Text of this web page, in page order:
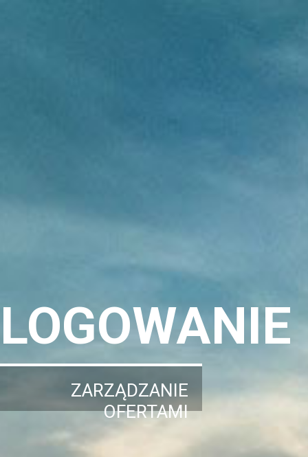
LOGOWANIE
ZARZĄDZANIE
OFERTAMI